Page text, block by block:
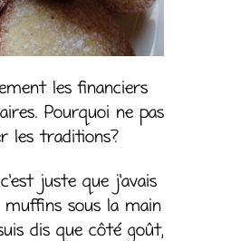
les financiers
Pourquoi ne pas
les traditions?
juste que j’avais
muffins sous la main
dis que côté goût,